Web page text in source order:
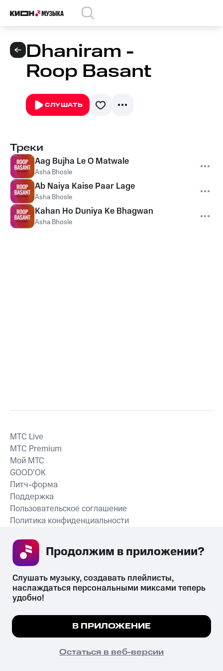
Dhaniram -
Roop Basant
СЛУШАТЬ
Треки
Aag Bujha Le O Matwale
Asha Bhosle
Ab Naiya Kaise Paar Lage
Asha Bhosle
Kahan Ho Duniya Ke Bhagwan
Asha Bhosle
СКАЧАТЬ ПРИЛОЖЕНИЕ
MTС Live
MTС Premium
Мой МТС
GOOD’OK
Питч-форма
Поддержка
Пользовательское соглашение
Политика конфиденциальности
психотропных веществ, их аналогов причиняет вред здоровью,
их незаконный оборот запрещён и влечёт установленную
законодательством ответственность.
© 2026 ООО «КИОН».
Все права защищены
Мы используем куки, чтобы на сайте все
Подробнее
ПОНЯТНО
Слушать музыку, создавать плейлисты,
наслаждаться персональными миксами теперь
удобно!
В ПРИЛОЖЕНИЕ
Остаться в веб-версии